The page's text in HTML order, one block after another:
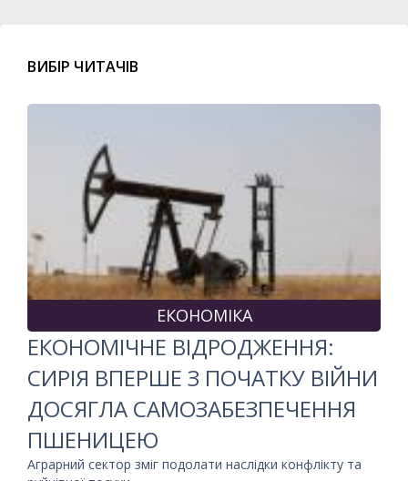
ВИБІР ЧИТАЧІВ
ЕКОНОМІКА
ЕКОНОМІЧНЕ ВІДРОДЖЕННЯ:
СИРІЯ ВПЕРШЕ З ПОЧАТКУ ВІЙНИ
ДОСЯГЛА САМОЗАБЕЗПЕЧЕННЯ
ПШЕНИЦЕЮ
Аграрний сектор зміг подолати наслідки конфлікту та